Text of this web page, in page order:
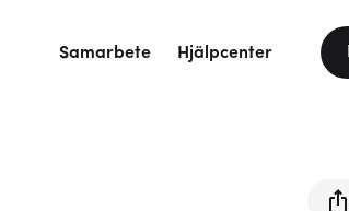
Samarbete Hjälpcenter